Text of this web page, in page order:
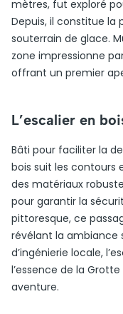
mètres, fut exploré
Depuis, il constitue la
souterrain de glace.
zone impressionne
offrant un premier
L’escalier en
Bâti pour faciliter la
bois suit les contours
des matériaux
pour garantir la
pittoresque, ce
révélant la ambiance
d’ingénierie locale,
l’essence de la
aventure.